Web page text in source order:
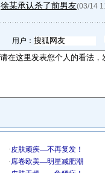
徐某承认杀了前男友(03/14
用户：